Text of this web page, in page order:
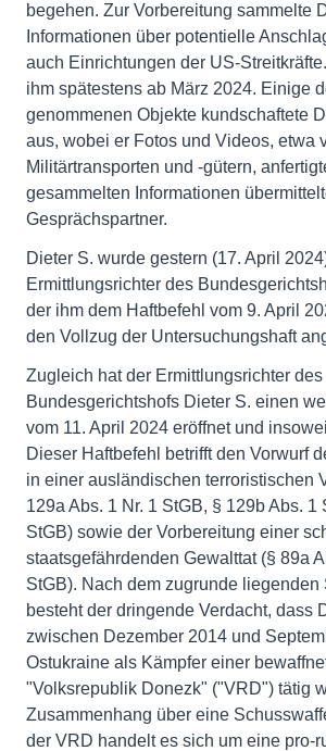
begehen. Zur Vorbereitung sammelte
Informationen über potentielle
auch Einrichtungen der US-
ihm spätestens ab März 2024. Einige
genommenen Objekte kundschaftete
aus, wobei er Fotos und Videos, etwa
Militärtransporten und -gütern,
gesammelten Informationen
Gesprächspartner.
Dieter S. wurde gestern (17. April
Ermittlungsrichter des
der ihm dem Haftbefehl vom 9. April
den Vollzug der Untersuchungshaft
Zugleich hat der Ermittlungsrichter des
Bundesgerichtshofs Dieter S. einen
vom 11. April 2024 eröffnet und
Dieser Haftbefehl betrifft den Vorwurf
in einer ausländischen terroristischen
129a Abs. 1 Nr. 1 StGB, § 129b Abs. 1
StGB) sowie der Vorbereitung einer
staatsgefährdenden Gewalttat (§ 89a
StGB). Nach dem zugrunde liegenden
besteht der dringende Verdacht, dass
zwischen Dezember 2014 und
Ostukraine als Kämpfer einer
"Volksrepublik Donezk" ("VRD") tätig
Zusammenhang über eine
der VRD handelt es sich um eine pro-